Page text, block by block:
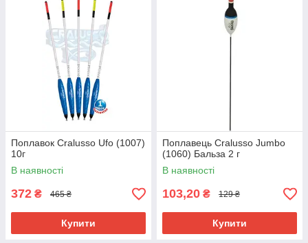
Поплавок Cralusso Ufo (1007)
10г
В наявності
372 ₴ 465 ₴
Купити
Поплавець Cralusso Jumbo
(1060) Бальза 2 г
В наявності
103,20 ₴ 129 ₴
Купити